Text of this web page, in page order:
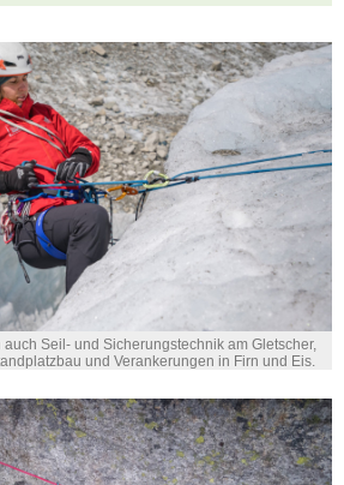
Seil- und Sicherungstechnik am Gletscher,
und Verankerungen in Firn und Eis.